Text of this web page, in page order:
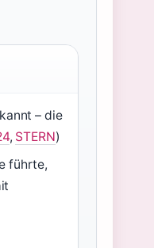
– die
, STERN)
führte,